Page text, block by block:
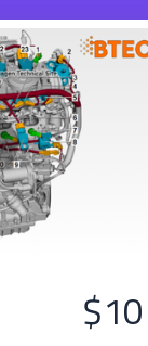
$10